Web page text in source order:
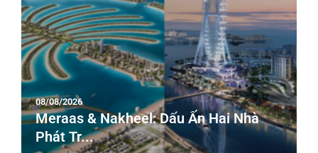
08/08/2026
Meraas & Nakheel: Dấu Ấn Hai Nhà
Phát Tr...